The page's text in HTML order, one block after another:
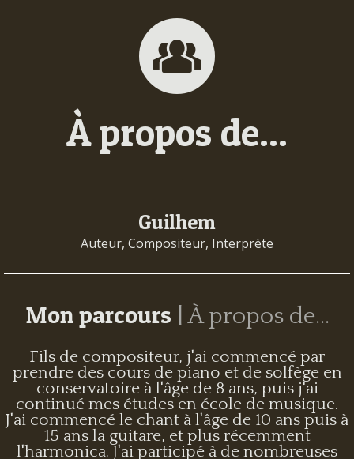
À propos de...
Guilhem
Auteur, Compositeur, Interprète
Mon parcours | À propos de...
Fils de compositeur, j'ai commencé par
prendre des cours de piano et de solfège en
conservatoire à l'âge de 8 ans, puis j'ai
continué mes études en école de musique.
J'ai commencé le chant à l'âge de 10 ans puis à
15 ans la guitare, et plus récemment
l'harmonica. J'ai participé à de nombreuses